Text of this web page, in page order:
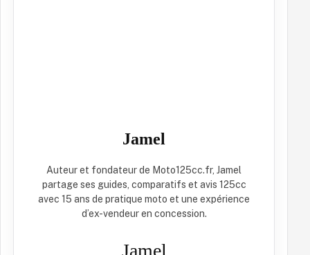
Jamel
Auteur et fondateur de Moto125cc.fr, Jamel
partage ses guides, comparatifs et avis 125cc
avec 15 ans de pratique moto et une expérience
d’ex-vendeur en concession.
Jamel